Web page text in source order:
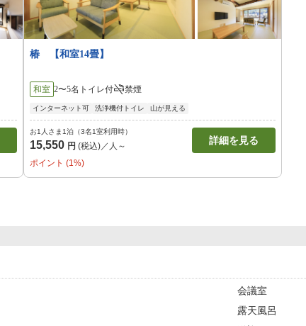
椿 【和室14畳】
和室 2〜5名 トイレ付 禁煙
インターネット可 洗浄機付トイレ 山が見える
お1人さま1泊（3名1室利用時）
15,550 円 (税込)／人～ 詳細を見る
ポイント (1%)
会議室
露天風呂